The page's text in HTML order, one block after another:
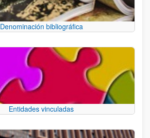
Denominación bibliográfica
Entidades vinculadas